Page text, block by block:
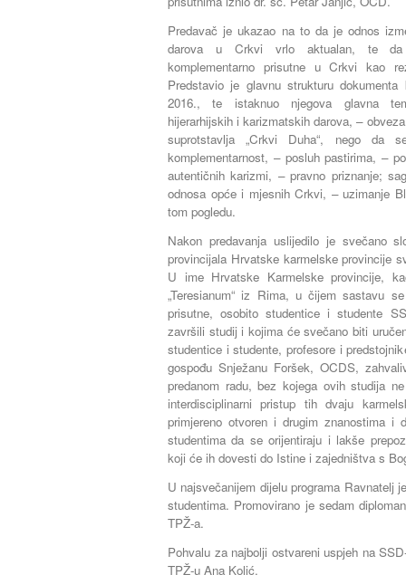
Predavač je ukazao na to da je odnos
darova u Crkvi vrlo aktualan, te
komplementarno prisutne u Crkvi kao
Predstavio je glavnu strukturu
2016., te istaknuo njegova glavna
hijerarhijskih i karizmatskih darova, –
suprotstavlja „Crkvi Duha“, nego
komplementarnost, – posluh pastirima, –
autentičnih karizmi, – pravno priznanje;
odnosa opće i mjesnih Crkvi, – uzimanje
tom pogledu.
Nakon predavanja uslijedilo je svečano
provincijala Hrvatske karmelske provincije
U ime Hrvatske Karmelske provincije,
„Teresianum“ iz Rima, u čijem sastavu
prisutne, osobito studentice i studente
završili studij i kojima će svečano biti
studentice i studente, profesore i
gospođu Snježanu Foršek, OCDS,
predanom radu, bez kojega ovih studija
interdisciplinarni pristup tih dvaju
primjereno otvoren i drugim znanostima i
studentima da se orijentiraju i lakše
koji će ih dovesti do Istine i zajedništva s
U najsvečanijem dijelu programa Ravnatelj
studentima. Promovirano je sedam
TPŽ-a.
Pohvalu za najbolji ostvareni uspjeh na
TPŽ-u Ana Kolić.